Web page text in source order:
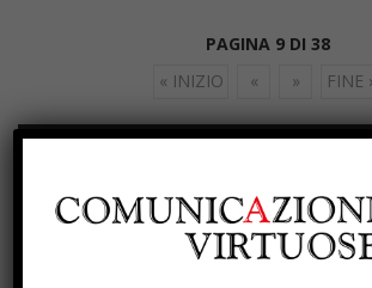
PAGINA 9 DI 38
« INIZIO
« » FINE
SOTTOSCRIZIONI